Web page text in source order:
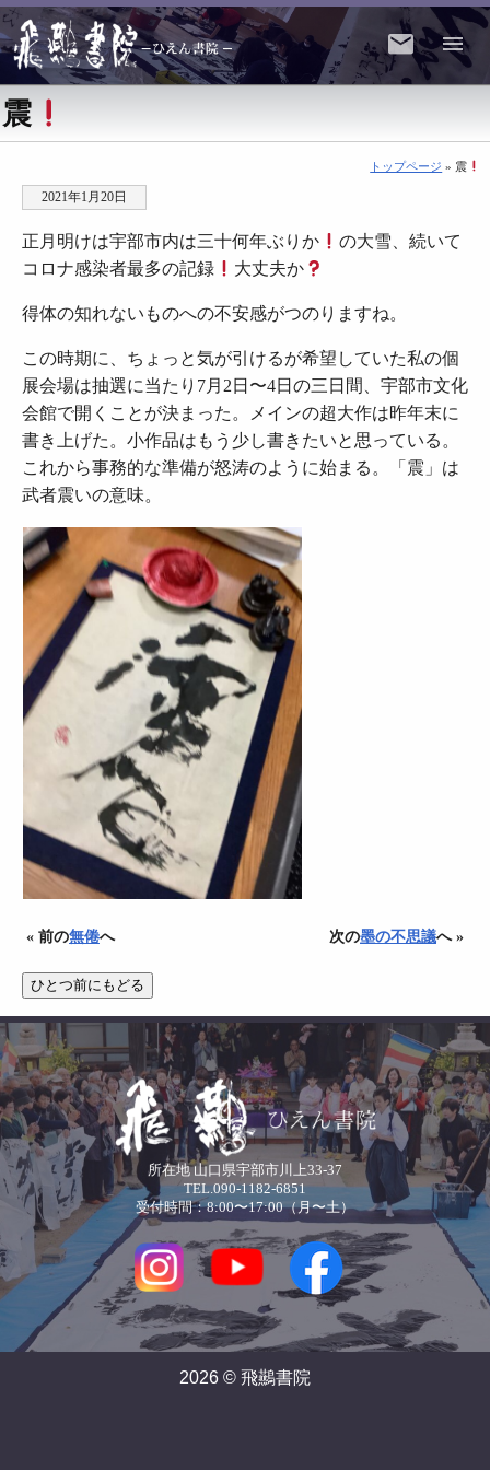
震
トップページ » 震
2021年1月20日
正月明けは宇部市内は三十何年ぶりか
の大雪、続いて
コロナ感染者最多の記録
大丈夫か
得体の知れないものへの不安感がつのりますね。
この時期に、ちょっと気が引けるが希望していた私の個
展会場は抽選に当たり7月2日〜4日の三日間、宇部市文化
会館で開くことが決まった。メインの超大作は昨年末に
書き上げた。小作品はもう少し書きたいと思っている。
これから事務的な準備が怒涛のように始まる。「震」は
武者震いの意味。
« 前の無倦へ 次の墨の不思議へ »
所在地 山口県宇部市川上33-37
TEL.090-1182-6851
受付時間：8:00〜17:00（月〜土）
2026 © 飛䴏書院